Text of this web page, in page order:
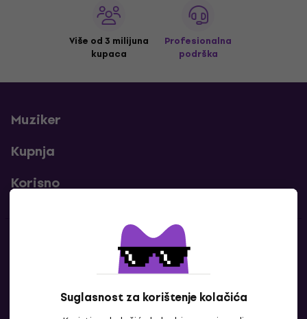
Suglasnost za korištenje kolačića
Više od 3 milijuna
kupaca
Profesionalna
podrška
Muziker
Kupnja
Korisno
Kontakti
Javi nam se